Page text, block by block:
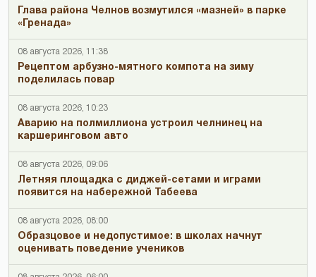
Глава района Челнов возмутился «мазней» в парке
«Гренада»
08 августа 2026, 11:38
Рецептом арбузно-мятного компота на зиму
поделилась повар
08 августа 2026, 10:23
Аварию на полмиллиона устроил челнинец на
каршеринговом авто
08 августа 2026, 09:06
Летняя площадка с диджей-сетами и играми
появится на набережной Табеева
08 августа 2026, 08:00
Образцовое и недопустимое: в школах начнут
оценивать поведение учеников